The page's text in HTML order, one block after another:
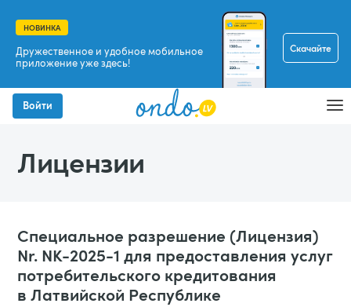
НОВИНКА
Дружественное и удобное мобильное
приложение уже здесь!
Скачайте
Войти
Лицензии
Специальное разрешение (Лицензия)
Nr. NK-2025-1 для предоставления услуг
потребительского кредитования
в Латвийской Республике